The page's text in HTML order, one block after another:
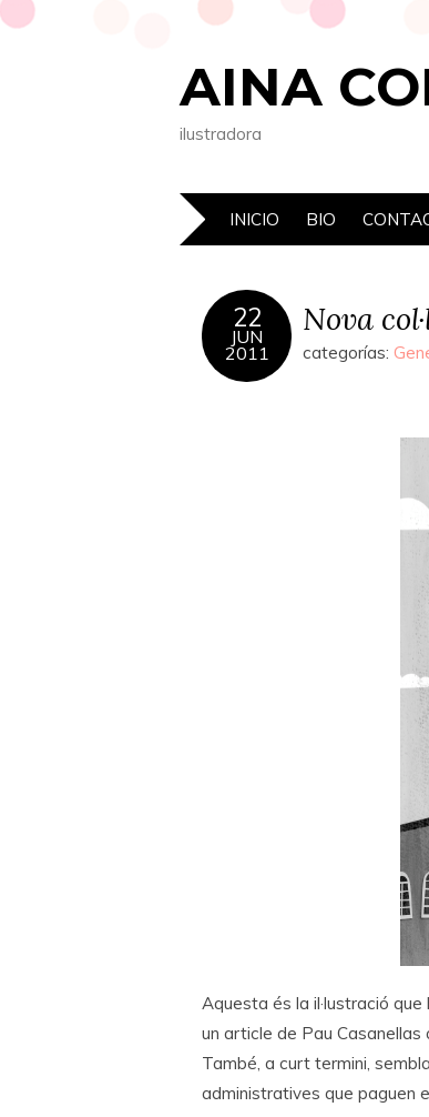
AINA
ilustradora
INICIO BIO
22
JUN
2011
Nova
categorías:
Aquesta és la il·lustració
un article de Pau
També, a curt termini,
administratives que paguen